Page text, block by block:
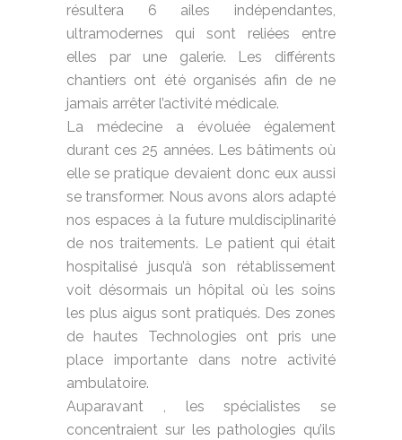
résultera 6 ailes indépendantes,
ultramodernes qui sont reliées entre
elles par une galerie. Les différents
chantiers ont été organisés afin de ne
jamais arrêter l’activité médicale.
La médecine a évoluée également
durant ces 25 années. Les bâtiments où
elle se pratique devaient donc eux aussi
se transformer. Nous avons alors adapté
nos espaces à la future muldisciplinarité
de nos traitements. Le patient qui était
hospitalisé jusqu’à son rétablissement
voit désormais un hôpital où les soins
les plus aigus sont pratiqués. Des zones
de hautes Technologies ont pris une
place importante dans notre activité
ambulatoire.
Auparavant , les spécialistes se
concentraient sur les pathologies qu’ils